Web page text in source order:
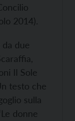
2014).
due
Il Sole
testo che
sulla
donne